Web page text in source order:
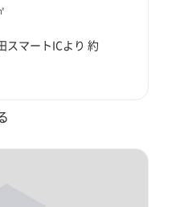
マートICより 約